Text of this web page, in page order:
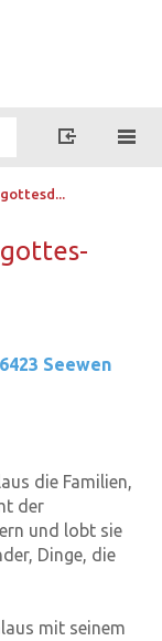
Seewen
die Familien,
der
und lobt sie
Dinge, die
mit seinem